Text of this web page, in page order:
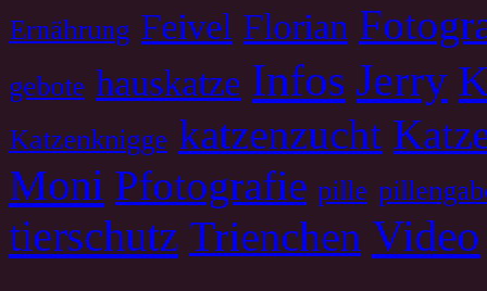
Ernährung Feivel Florian
gebote hauskatze Infos Jerry
Katzenknigge katzenzucht
Moni Pfotografie pille
tierschutz Trienchen Video